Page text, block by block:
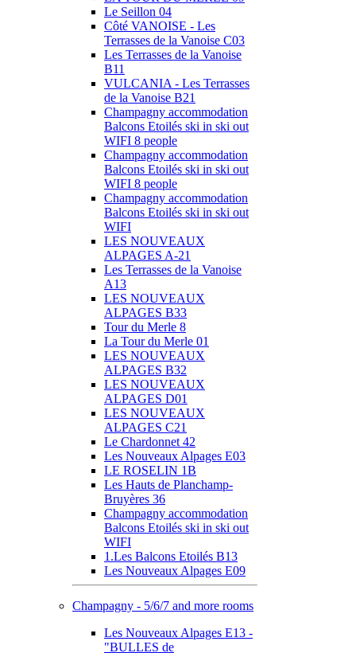
Le Seillon 04
Côté VANOISE - Les
Terrasses de la Vanoise C03
Les Terrasses de la Vanoise
B11
VULCANIA - Les Terrasses
de la Vanoise B21
Champagny accommodation
Balcons Etoilés ski in ski out
WIFI 8 people
Champagny accommodation
Balcons Etoilés ski in ski out
WIFI 8 people
Champagny accommodation
Balcons Etoilés ski in ski out
WIFI
LES NOUVEAUX
ALPAGES A-21
Les Terrasses de la Vanoise
A13
LES NOUVEAUX
ALPAGES B33
Tour du Merle 8
La Tour du Merle 01
LES NOUVEAUX
ALPAGES B32
LES NOUVEAUX
ALPAGES D01
LES NOUVEAUX
ALPAGES C21
Le Chardonnet 42
Les Nouveaux Alpages E03
LE ROSELIN 1B
Les Hauts de Planchamp-
Bruyères 36
Champagny accommodation
Balcons Etoilés ski in ski out
WIFI
1.Les Balcons Etoilés B13
Les Nouveaux Alpages E09
Champagny - 5/6/7 and more rooms
Les Nouveaux Alpages E13 -
"BULLES de